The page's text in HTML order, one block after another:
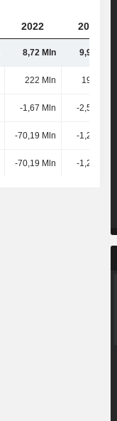
2022 2023
8,72 Mln 9,99 Mln
222 Mln 193 Mln
-1,67 Mln -2,59 Mln
-70,19 Mln -1,24 Mln
-70,19 Mln -1,24 Mln